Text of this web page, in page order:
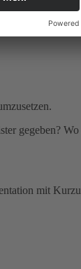
gegeben?
mit